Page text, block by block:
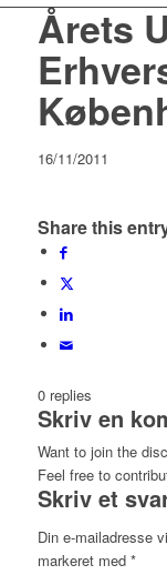
Årets
16/11/2011
Share this
0 replies
Skriv en
Want to join the
Feel free to
Skriv et
Din e-mailadresse
markeret med *